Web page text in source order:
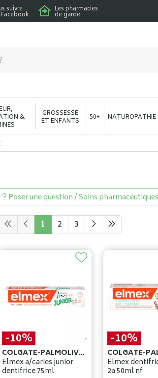
suivre Les pharmacies
de garde
& GROSSESSE
ET ENFANTS 50+ NATUROPATHIE
Poser une question / Soins pharmaceutiques
1 2 3
-10%
COLGATE-PALMOLIVE BELGIUM
Elmex a/caries junior
dentifrice 75ml
-10%
Elmex
2a 50ml nf